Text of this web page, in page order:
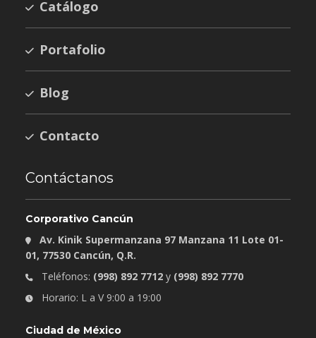
Catálogo
Portafolio
Blog
Contacto
Contáctanos
Corporativo Cancún
Av. Kinik Supermanzana 97 Manzana 11 Lote 01-
01, 77530 Cancún, Q.R.
Teléfonos: (998) 892 7712 y (998) 892 7770
Horario: L a V 9:00 a 19:00
Ciudad de México